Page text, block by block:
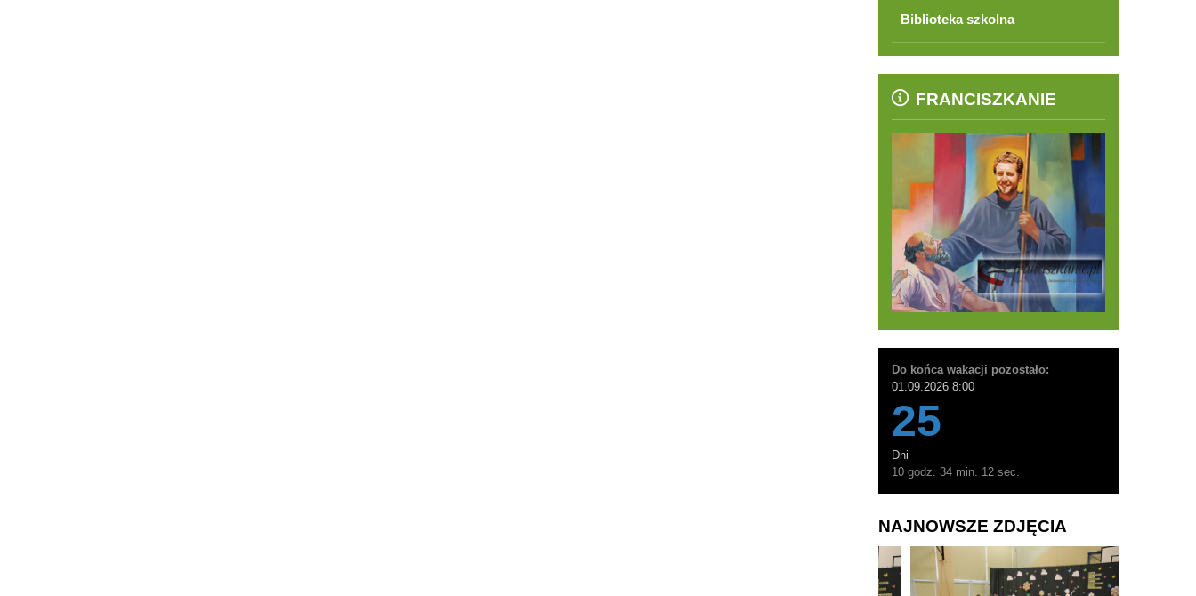
Biblioteka szkolna
FRANCISZKANIE
Do końca wakacji pozostało:
01.09.2026 8:00
25
Dni
10 godz. 34 min. 10 sec.
NAJNOWSZE ZDJĘCIA